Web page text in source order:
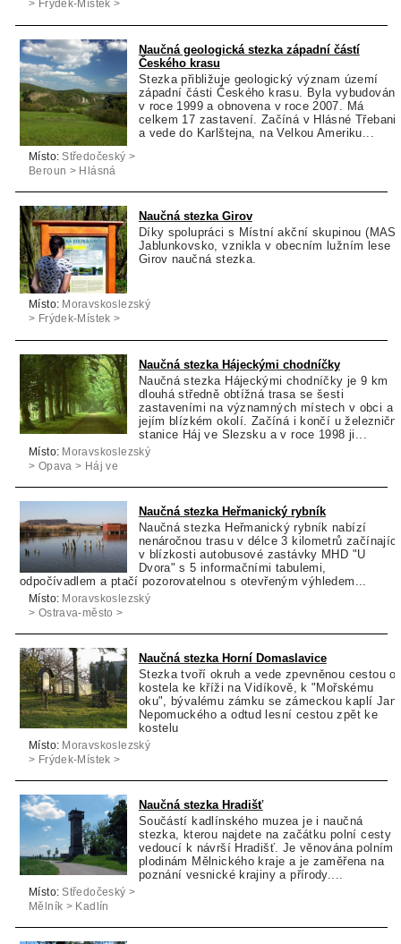
> Frýdek-Místek >
Naučná geologická stezka západní částí
Českého krasu
Stezka přibližuje geologický význam území
západní části Českého krasu. Byla vybudována
v roce 1999 a obnovena v roce 2007. Má
celkem 17 zastavení. Začíná v Hlásné Třebani
a vede do Karlštejna, na Velkou Ameriku...
Místo: Středočeský >
Beroun > Hlásná
Naučná stezka Girov
Díky spolupráci s Místní akční skupinou (MAS)
Jablunkovsko, vznikla v obecním lužním lese
Girov naučná stezka.
Místo: Moravskoslezský
> Frýdek-Místek >
Naučná stezka Hájeckými chodníčky
Naučná stezka Hájeckými chodníčky je 9 km
dlouhá středně obtížná trasa se šesti
zastaveními na významných místech v obci a
jejím blízkém okolí. Začíná i končí u železniční
stanice Háj ve Slezsku a v roce 1998 ji...
Místo: Moravskoslezský
> Opava > Háj ve
Naučná stezka Heřmanický rybník
Naučná stezka Heřmanický rybník nabízí
nenáročnou trasu v délce 3 kilometrů začínající
v blízkosti autobusové zastávky MHD "U
Dvora" s 5 informačními tabulemi,
odpočívadlem a ptačí pozorovatelnou s otevřeným výhledem...
Místo: Moravskoslezský
> Ostrava-město >
Naučná stezka Horní Domaslavice
Stezka tvoří okruh a vede zpevněnou cestou
kostela ke kříži na Vidíkově, k "Mořskému
oku", bývalému zámku se zámeckou kaplí
Nepomuckého a odtud lesní cestou zpět ke
kostelu
Místo: Moravskoslezský
> Frýdek-Místek >
Naučná stezka Hradišť
Součástí kadlínského muzea je i naučná
stezka, kterou najdete na začátku polní cesty
vedoucí k návrší Hradišť. Je věnována polním
plodinám Mělnického kraje a je zaměřena na
poznání vesnické krajiny a přírody....
Místo: Středočeský >
Mělník > Kadlín